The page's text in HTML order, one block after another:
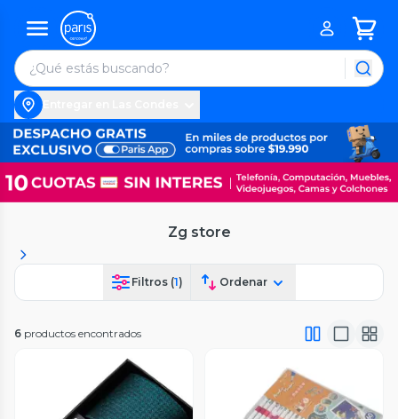
Zg store
Filtros (1) Ordenar
6 productos encontrados